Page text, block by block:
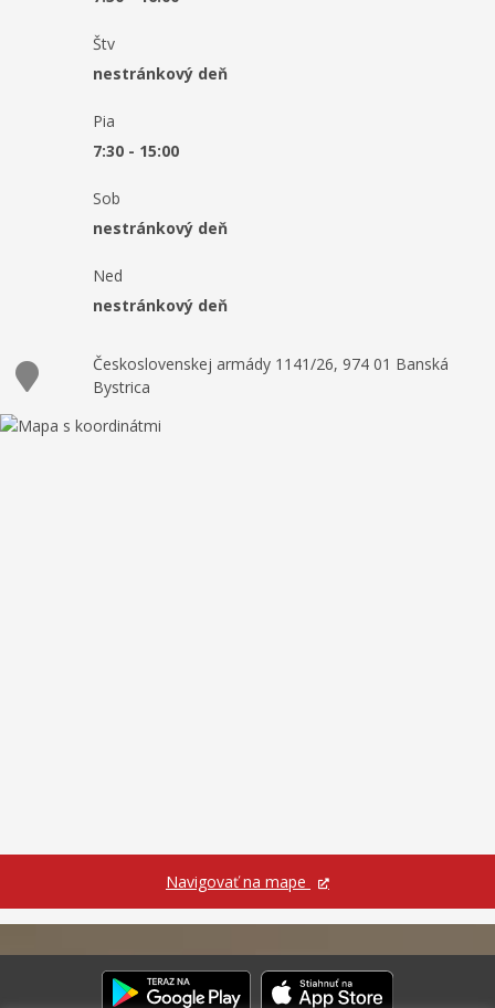
Štv
nestránkový deň
Pia
7:30 - 15:00
Sob
nestránkový deň
Ned
nestránkový deň
Československej armády 1141/26, 974 01 Banská
Bystrica
Navigovať na mape